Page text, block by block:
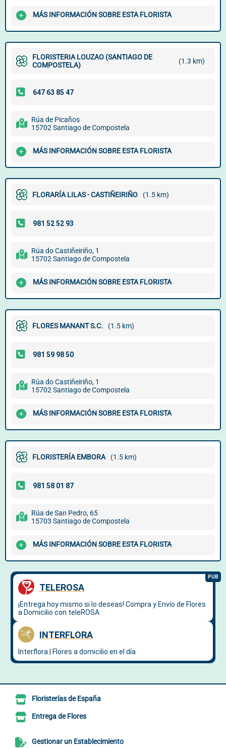
MÁS INFORMACIÓN SOBRE ESTA FLORISTA
FLORISTERIA LOUZAO (SANTIAGO DE
COMPOSTELA)
(1.3 km)
Rúa de Picaños
15702 Santiago de Compostela
MÁS INFORMACIÓN SOBRE ESTA FLORISTA
FLORARÍA LILAS - CASTIÑEIRIÑO (1.5 km)
Rúa do Castiñeiriño, 1
15702 Santiago de Compostela
MÁS INFORMACIÓN SOBRE ESTA FLORISTA
FLORES MANANT S.C. (1.5 km)
Rúa do Castiñeiriño, 1
15702 Santiago de Compostela
MÁS INFORMACIÓN SOBRE ESTA FLORISTA
FLORISTERÍA EMBORA (1.5 km)
Rúa de San Pedro, 65
15703 Santiago de Compostela
MÁS INFORMACIÓN SOBRE ESTA FLORISTA
Floristerías de España
Entrega de Flores
Gestionar un Establecimiento